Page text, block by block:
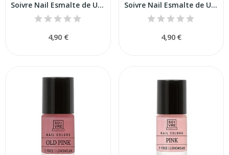
Soivre Nail Esmalte de Uñas Fuchsia 6ml
4,90 €
Soivre Nail Esmalte de Uñas Burgundy 6ml
4,90 €